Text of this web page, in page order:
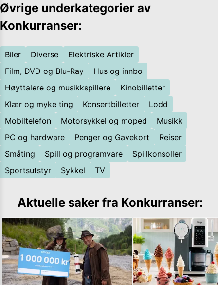
Øvrige underkategorier av
Konkurranser:
Biler Diverse
Elektriske Artikler
Film, DVD og Blu-Ray
Hus og innbo
Høyttalere og musikkspillere
Kinobilletter
Klær og myke ting
Konsertbilletter
Lodd
Mobiltelefon
Motorsykkel og moped
Musikk
PC og hardware
Penger og Gavekort
Reiser
Småting
Spill og programvare
Spillkonsoller
Sportsutstyr
Sykkel TV
Aktuelle saker fra Konkurranser: